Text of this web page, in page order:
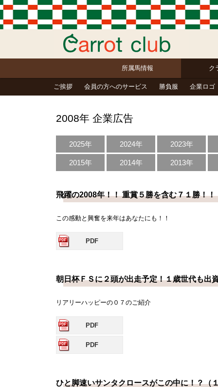
所属馬情報 ク
ご挨拶 会員の方へのサービス 勝負服 企業ロゴ
2008年 企業広告
2025年 2024年 2023年
2015年 2014年 2013年
飛躍の2008年！！ 重賞５勝を含む７１勝！！
この感動と興奮を来年はあなたにも！！
PDF
朝日杯ＦＳに２頭が出走予定！１歳世代も出
リアリーハッピーの０７のご紹介
PDF
PDF
ひと脚速いサンタクロースがこの中に！？（